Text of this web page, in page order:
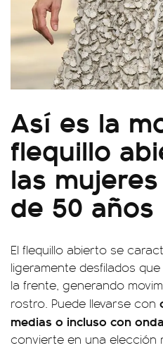
Así es la
flequillo
las
de 50 años
El flequillo abierto se
ligeramente desfilados
la frente, generando
rostro. Puede llevarse con
medias o incluso con
convierte en una elección